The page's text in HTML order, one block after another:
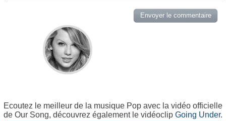
Ecoutez le meilleur de la musique Pop avec la vidéo officielle
de Our Song, découvrez également le vidéoclip Going Under.